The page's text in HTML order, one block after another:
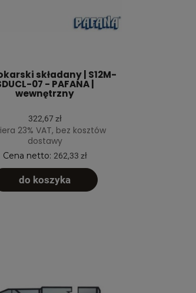
składany | S12M-
07 - PAFANA |
wewnętrzny
322,67 zł
23% VAT, bez kosztów
dostawy
Cena netto: 262,33 zł
do koszyka